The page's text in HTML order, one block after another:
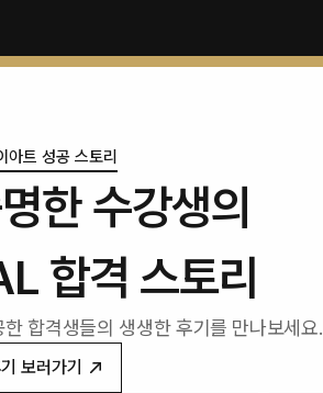
아트 성공 스토리
한 수강생의
합격 스토리
합격생들의 생생한 후기를 만나보세요.
보러가기